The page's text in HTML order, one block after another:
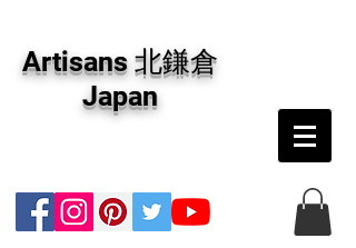
版画・切り絵など、コンテンポラリー並びにフ
ァインアートのオンライン販売をしています。
日本国内の抽象画・具象画の画家に加え、海外
のアーティストの作品もお取り寄せ頂けます。
インテリアとして、大切な方へのギフトとし
Artisans 北鎌倉
Japan